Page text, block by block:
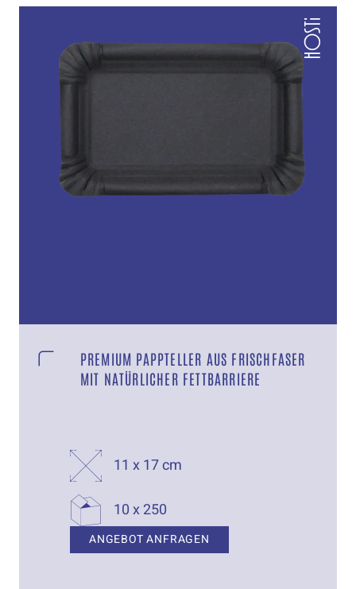
PREMIUM PAPPTELLER AUS FRISCHFASER
MIT NATÜRLICHER FETTBARRIERE
11 x 17 cm
10 x 250
ANGEBOT ANFRAGEN